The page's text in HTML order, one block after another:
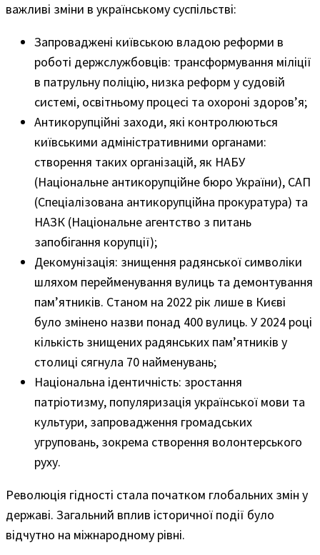
важливі зміни в українському суспільстві:
Запроваджені київською владою реформи в
роботі держслужбовців: трансформування міліції
в патрульну поліцію, низка реформ у судовій
системі, освітньому процесі та охороні здоров’я;
Антикорупційні заходи, які контролюються
київськими адміністративними органами:
створення таких організацій, як НАБУ
(Національне антикорупційне бюро України), САП
(Спеціалізована антикорупційна прокуратура) та
НАЗК (Національне агентство з питань
запобігання корупції);
Декомунізація: знищення радянської символіки
шляхом перейменування вулиць та демонтування
пам’ятників. Станом на 2022 рік лише в Києві
було змінено назви понад 400 вулиць. У 2024 році
кількість знищених радянських пам’ятників у
столиці сягнула 70 найменувань;
Національна ідентичність: зростання
патріотизму, популяризація української мови та
культури, запровадження громадських
угруповань, зокрема створення волонтерського
руху.
Революція гідності стала початком глобальних змін у
державі. Загальний вплив історичної події було
відчутно на міжнародному рівні.